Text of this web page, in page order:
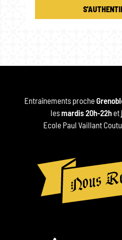
Entraînements proche
les mardis 20h-22h et
Ecole Paul Vaillant